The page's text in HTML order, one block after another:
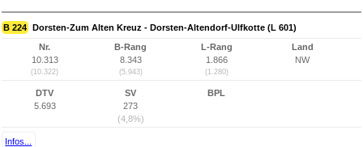
B 224 Dorsten-Zum Alten Kreuz - Dorsten-Altendorf-Ulfkotte (L 601)
Nr.
10.313
(10.322)
B-Rang
8.343
(5.943)
L-Rang
1.866
(1.280)
Land
NW
DTV
5.693
SV
273
(4,8%)
BPL
Infos...